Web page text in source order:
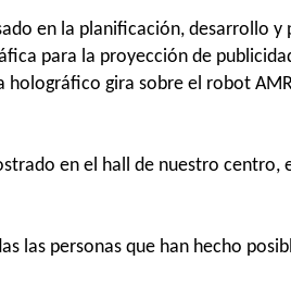
en la planificación, desarrollo y
para la proyección de
holográfico gira sobre el robot
en el hall de nuestro
las personas que han hecho